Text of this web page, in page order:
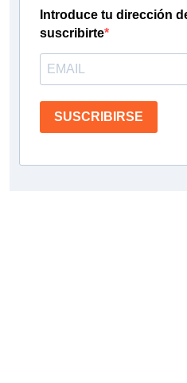
Introduce tu dirección
suscribirte
SUSCRIBIRSE